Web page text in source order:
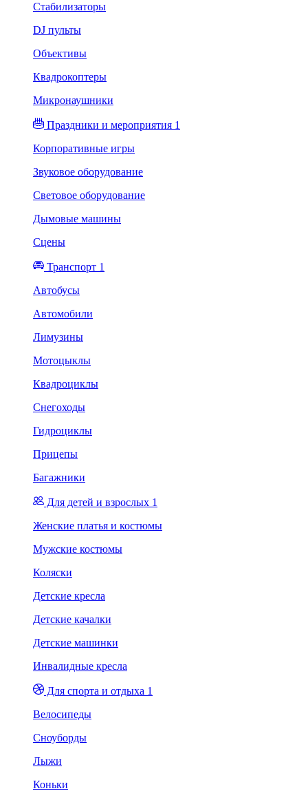
Стабилизаторы
DJ пульты
Объективы
Квадрокоптеры
Микронаушники
Праздники и мероприятия 1
Корпоративные игры
Звуковое оборудование
Световое оборудование
Дымовые машины
Сцены
Транспорт 1
Автобусы
Автомобили
Лимузины
Мотоцыклы
Квадроциклы
Снегоходы
Гидроциклы
Прицепы
Багажники
Для детей и взрослых 1
Женские платья и костюмы
Мужские костюмы
Коляски
Детские кресла
Детские качалки
Детские машинки
Инвалидные кресла
Для спорта и отдыха 1
Велосипеды
Сноуборды
Лыжи
Коньки